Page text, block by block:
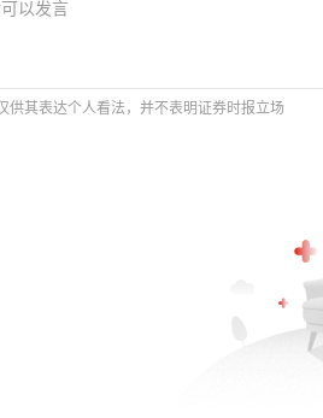
以发言
供其表达个人看法，并不表明证券时报立场